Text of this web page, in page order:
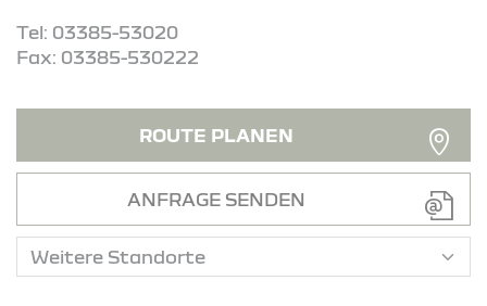
Tel: 03385-53020
Fax: 03385-530222
ROUTE PLANEN
ANFRAGE SENDEN